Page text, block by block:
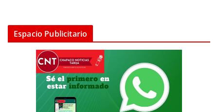
Espacio Publicitario